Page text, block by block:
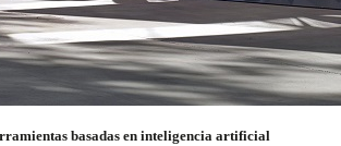
basadas en inteligencia artificial